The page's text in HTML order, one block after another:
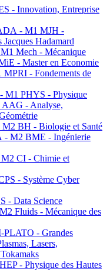
- Innovation, Entreprise
- M1 MJH -
Jacques Hadamard
Mech - Mécanique
- Master en Economie
- Fondements de
M1 PHYS - Physique
- Analyse,
BH - Biologie et Santé
M2 BME - Ingénierie
CI - Chimie et
- Système Cyber
- Data Science
Fluids - Mécanique des
- Grandes
Lasers,
- Physique des Hautes